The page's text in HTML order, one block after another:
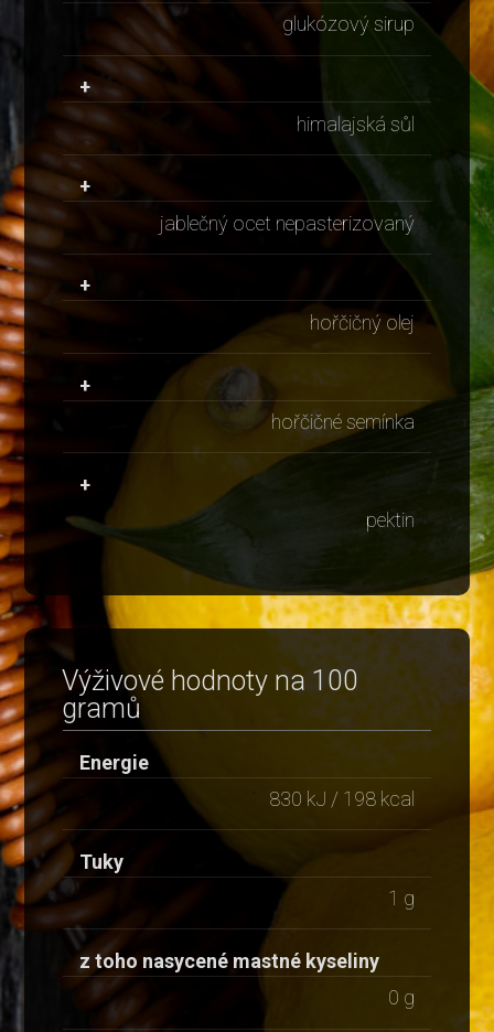
glukózový sirup
+
himalajská sůl
+
jablečný ocet nepasterizovaný
+
hořčičný olej
+
hořčičné semínka
+
pektin
Výživové hodnoty na 100
gramů
Energie
830 kJ / 198 kcal
Tuky
1 g
z toho nasycené mastné kyseliny
0 g